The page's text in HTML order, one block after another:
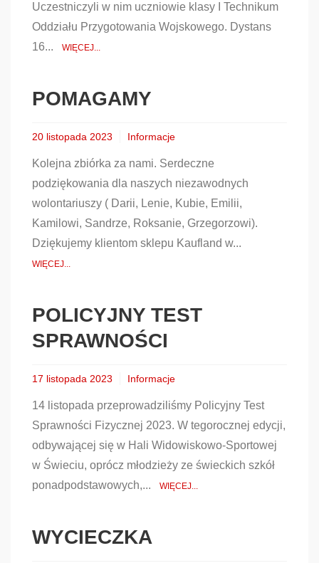
Uczestniczyli w nim uczniowie klasy I Technikum
Oddziału Przygotowania Wojskowego. Dystans
16...
WIĘCEJ...
POMAGAMY
20 listopada 2023 Informacje
Kolejna zbiórka za nami. Serdeczne
podziękowania dla naszych niezawodnych
wolontariuszy ( Darii, Lenie, Kubie, Emilii,
Kamilowi, Sandrze, Roksanie, Grzegorzowi).
Dziękujemy klientom sklepu Kaufland w...
WIĘCEJ...
POLICYJNY TEST
SPRAWNOŚCI
17 listopada 2023 Informacje
14 listopada przeprowadziliśmy Policyjny Test
Sprawności Fizycznej 2023. W tegorocznej edycji,
odbywającej się w Hali Widowiskowo-Sportowej
w Świeciu, oprócz młodzieży ze świeckich szkół
ponadpodstawowych,...
WIĘCEJ...
WYCIECZKA